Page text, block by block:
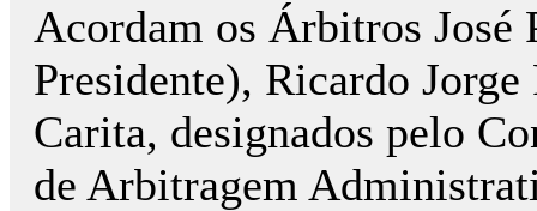
Acordam os Árbitros
Presidente), Ricardo
Carita, designados pelo
de Arbitragem